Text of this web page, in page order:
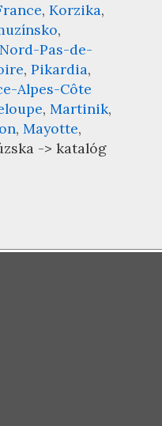
Korzika
Nord-Pas-de-
Pikardia
Alpes-Côte
Martinik
Mayotte
-> katalóg